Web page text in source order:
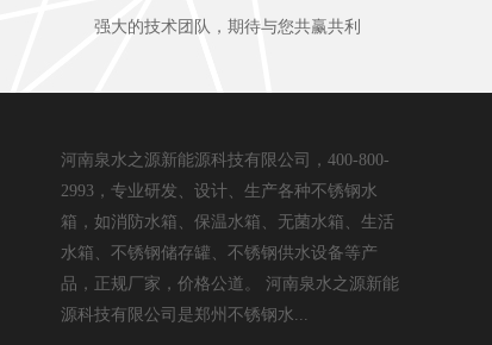
强大的技术团队，期待与您共赢共利
河南泉水之源新能源科技有限公司，400-800-
2993，专业研发、设计、生产各种不锈钢水
箱，如消防水箱、保温水箱、无菌水箱、生活
水箱、不锈钢储存罐、不锈钢供水设备等产
品，正规厂家，价格公道。 河南泉水之源新能
源科技有限公司是郑州不锈钢水...